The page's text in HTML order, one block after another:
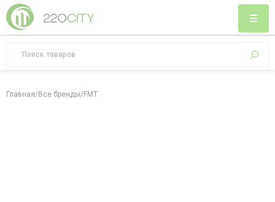
Главная/Все бренды/FMT